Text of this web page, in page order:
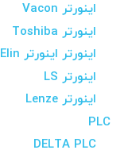
اینورتر Vacon
اینورتر Toshiba
اینورتر اینورتر Elin
اینورتر LS
اینورتر Lenze
PLC
DELTA PLC